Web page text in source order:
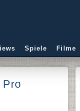
Spiele Filme